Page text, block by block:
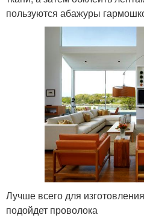
пользуются абажуры
Лучше всего для
подойдет проволока